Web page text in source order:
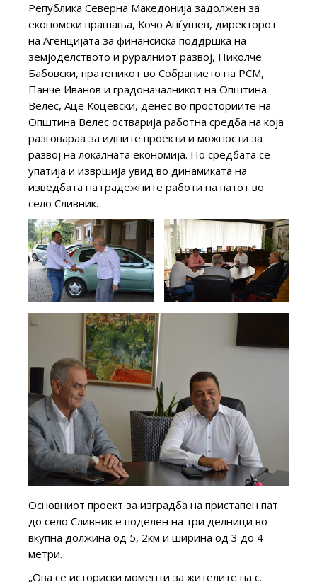
Република Северна Македонија задолжен за
економски прашања, Кочо Анѓушев, директорот
на Агенцијата за финансиска поддршка на
земјоделството и руралниот развој, Николче
Бабовски, пратеникот во Собранието на РСМ,
Панче Иванов и градоначалникот на Општина
Велес, Аце Коцевски, денес во просториите на
Општина Велес остварија работна средба на која
разговараа за идните проекти и можности за
развој на локалната економија. По средбата се
упатија и извршија увид во динамиката на
изведбата на градежните работи на патот во
село Сливник.
Основниот проект за изградба на пристапен пат
до село Сливник е поделен на три делници во
вкупна должина од 5, 2км и ширина од 3 до 4
метри.
„Ова се историски моменти за жителите на с.